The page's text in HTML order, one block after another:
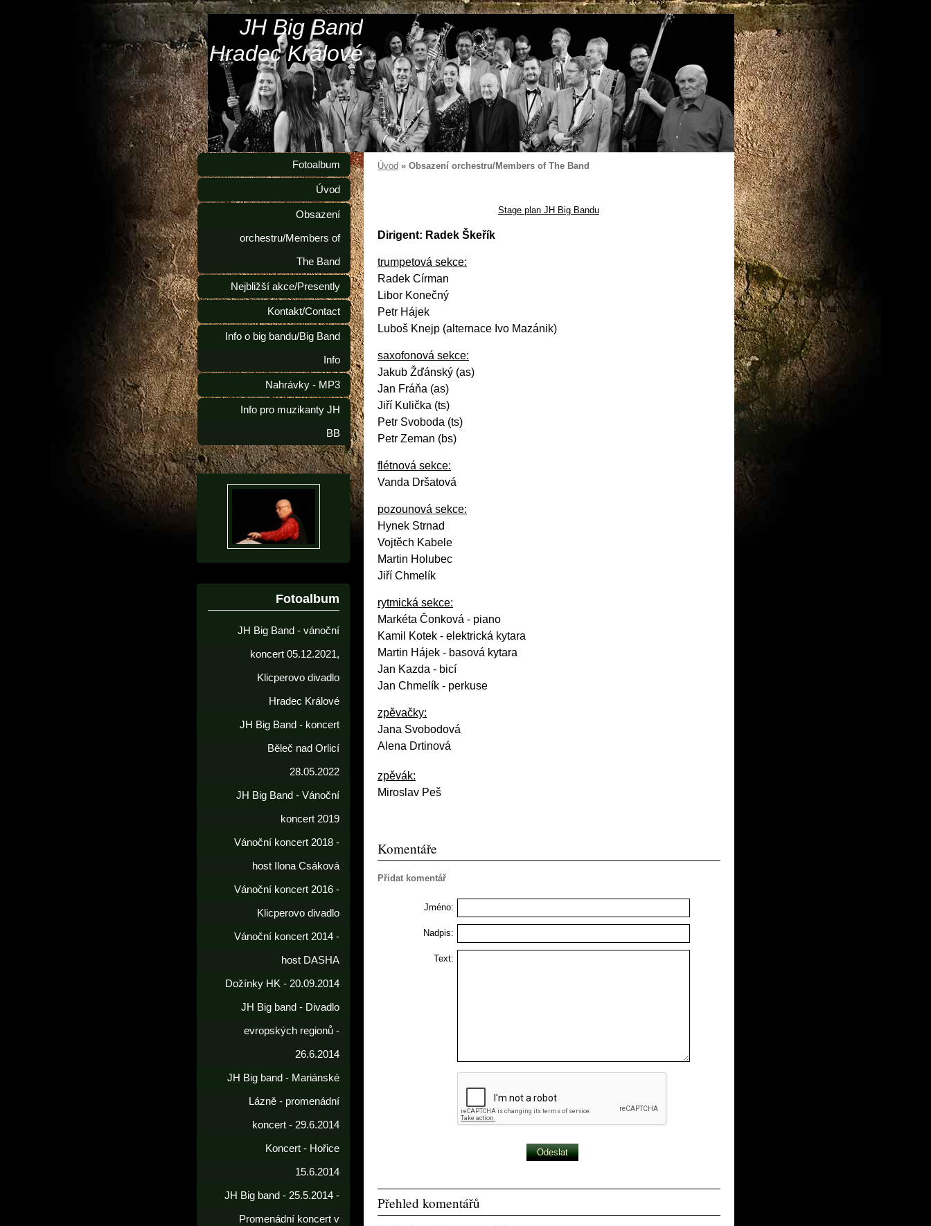
JH Big Band
Hradec Králové
Úvod » Obsazení orchestru/Members of The Band
Stage plan JH Big Bandu
Dirigent: Radek Škeřík
trumpetová sekce:
Radek Círman
Libor Konečný
Petr Hájek
Luboš Knejp (alternace Ivo Mazánik)
saxofonová sekce:
Jakub Žďánský (as)
Jan Fráňa (as)
Jiří Kulička (ts)
Petr Svoboda (ts)
Petr Zeman (bs)
flétnová sekce:
Vanda Dršatová
pozounová sekce:
Hynek Strnad
Vojtěch Kabele
Martin Holubec
Jiří Chmelík
rytmická sekce:
Markéta Čonková - piano
Kamil Kotek - elektrická kytara
Martin Hájek - basová kytara
Jan Kazda - bicí
Jan Chmelík - perkuse
zpěvačky:
Jana Svobodová
Alena Drtinová
zpěvák:
Miroslav Peš
Komentáře
Přidat komentář
Jméno:
Nadpis:
Text:
Přehled komentářů
Fotoalbum
Úvod
Obsazení
orchestru/Members of
The Band
Nejbližší akce/Presently
Kontakt/Contact
Info o big bandu/Big Band
Info
Nahrávky - MP3
Info pro muzikanty JH
BB
Fotoalbum
JH Big Band - vánoční
koncert 05.12.2021,
Klicperovo divadlo
Hradec Králové
JH Big Band - koncert
Běleč nad Orlicí
28.05.2022
JH Big Band - Vánoční
koncert 2019
Vánoční koncert 2018 -
host Ilona Csáková
Vánoční koncert 2016 -
Klicperovo divadlo
Vánoční koncert 2014 -
host DASHA
Dožínky HK - 20.09.2014
JH Big band - Divadlo
evropských regionů -
26.6.2014
JH Big band - Mariánské
Lázně - promenádní
koncert - 29.6.2014
Koncert - Hořice
15.6.2014
JH Big band - 25.5.2014 -
Promenádní koncert v